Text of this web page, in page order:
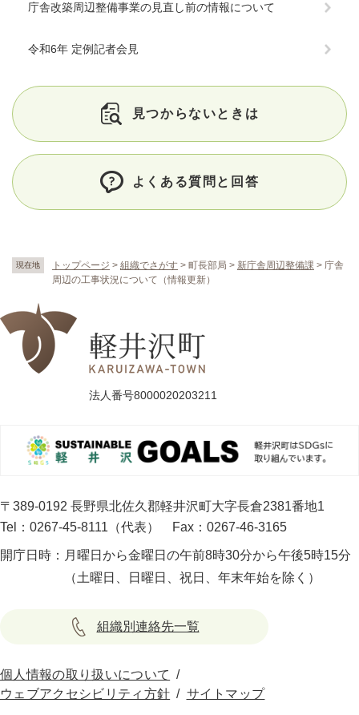
現在地 トップページ > 組織でさがす > 町長部局 > 新庁舎周辺整備課 > 庁舎
周辺の工事状況について（情報更新）
庁舎改築周辺整備事業の見直し前の情報について
令和6年 定例記者会見
見つからないときは
よくある質問と回答
法人番号8000020203211
〒389-0192 長野県北佐久郡軽井沢町大字長倉2381番地1
Tel：0267-45-8111（代表）
Fax：0267-46-3165
開庁日時： 月曜日から金曜日の午前8時30分から午後5時15分
（土曜日、日曜日、祝日、年末年始を除く）
組織別連絡先一覧
個人情報の取り扱いについて
ウェブアクセシビリティ方針
サイトマップ